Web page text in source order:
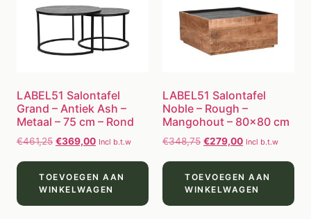
LABEL51 Salontafel
Grand – Antiek Ash –
Metaal – 75 cm – Rond
€461,25 €369,00 Incl b.t.w
TOEVOEGEN AAN
WINKELWAGEN
LABEL51 Salontafel
Noble – Rough –
Mangohout – 80×80 cm
€348,75 €279,00 Incl b.t.w
TOEVOEGEN AAN
WINKELWAGEN